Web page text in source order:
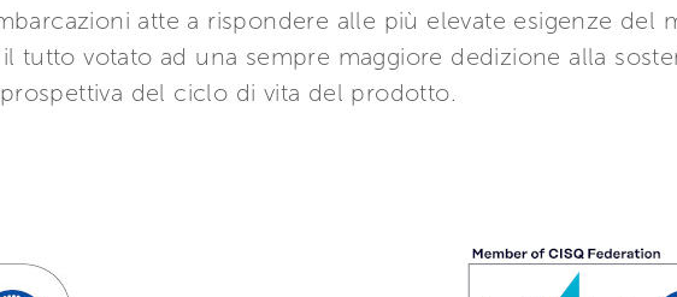
atte a rispondere alle più elevate esigenze del
tutto votato ad una sempre maggiore dedizione alla
del ciclo di vita del prodotto.